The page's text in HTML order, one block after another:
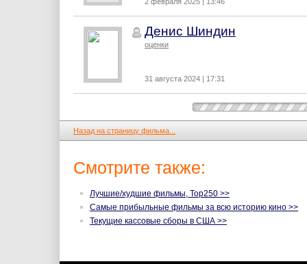
Денис Шиндин
оценки
31 августа 2024 | 17:31
Назад на страницу фильма...
Смотрите также:
Лучшие/худшие фильмы, Top250 >>
Самые прибыльные фильмы за всю историю кино >>
Текущие кассовые сборы в США >>